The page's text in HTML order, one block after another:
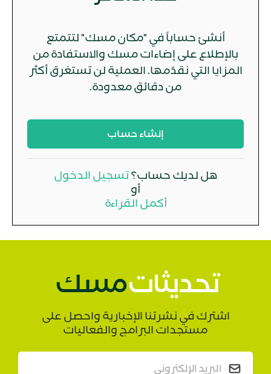
أنشئ حساباً في "مكان مسك" لتتمتع
بالإطلاع على إضاءات مسك والاستفادة من
المزايا التي نقدّمها. العملية لن تستغرق أكثر
من دقائق معدودة.
إنشاء حساب
هل لديك حساب؟ تسجيل الدخول
أو
أكمل القراءة
مسكتحديثات
اشترك في نشرتنا الإخبارية واحصل على
مستجدات البرامج والفعاليات